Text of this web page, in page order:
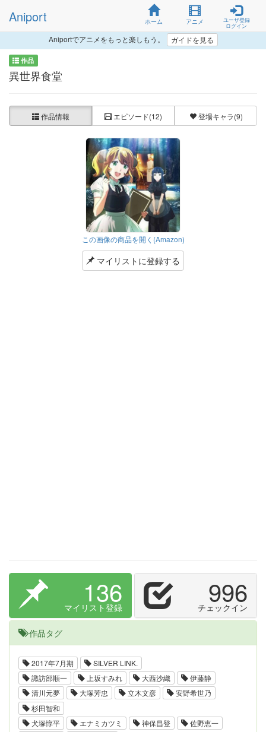
Aniport ホーム アニメ
ユーザ登録
ログイン
Aniportでアニメをもっと楽しもう。 ガイドを見る
作品
異世界食堂
作品情報 エピソード(12) 登場キャラ(9)
この画像の商品を開く(Amazon)
マイリストに登録する
136
マイリスト登録 996
チェックイン
作品タグ
2017年7月期
SILVER LINK.
諏訪部順一
上坂すみれ 大西沙織
伊藤静
清川元夢
大塚芳忠 立木文彦
安野希世乃
杉田智和
犬塚惇平
エナミカツミ 神保昌登
佐野恵一